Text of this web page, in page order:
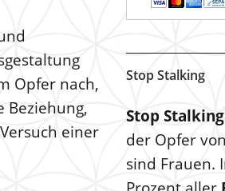
Opfer nach,
einer
Stop Stalking
Stop Stalking
der Opfer von
sind Frauen.